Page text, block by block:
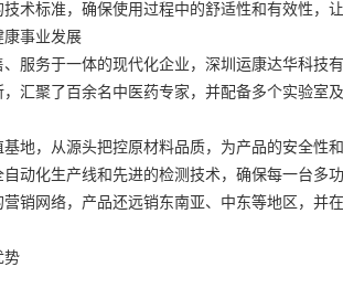
术标准，确保使用过程中的舒适性和有效性，
康事业发展
服务于一体的现代化企业，深圳运康达华科技
汇聚了百余名中医药专家，并配备多个实验室
地，从源头把控原材料品质，为产品的安全性和
动化生产线和先进的检测技术，确保每一台多
销网络，产品还远销东南亚、中东等地区，并
势